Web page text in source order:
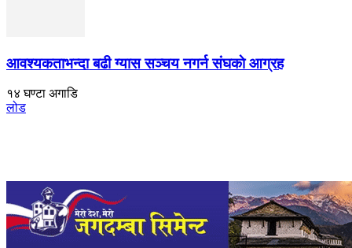
आवश्यकताभन्दा बढी ग्यास सञ्चय नगर्न संघकाे आग्रह
१४ घण्टा अगाडि
लोड